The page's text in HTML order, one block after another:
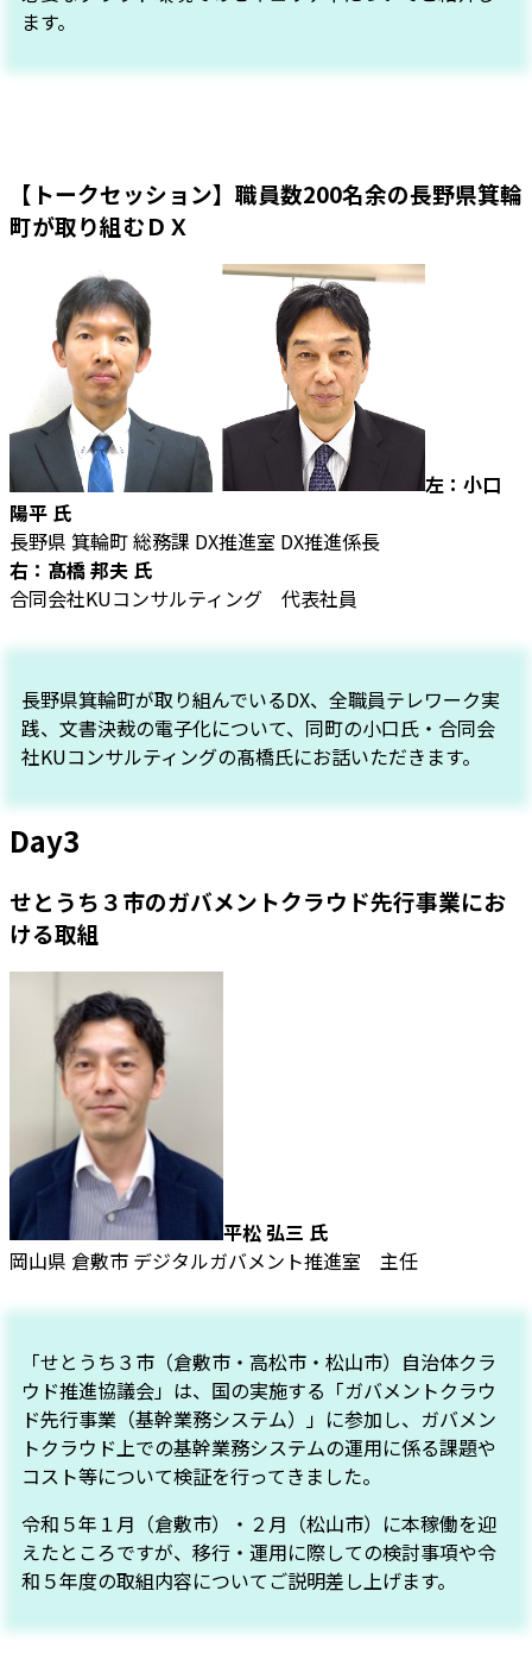
ます。
【トークセッション】職員数200名余の長野県箕輪
町が取り組むＤＸ
左：小口
陽平 氏
長野県 箕輪町 総務課 DX推進室 DX推進係長
右：髙橋 邦夫 氏
合同会社KUコンサルティング 代表社員
長野県箕輪町が取り組んでいるDX、全職員テレワーク実
践、文書決裁の電子化について、同町の小口氏・合同会
社KUコンサルティングの髙橋氏にお話いただきます。
Day3
せとうち３市のガバメントクラウド先行事業にお
ける取組
平松 弘三 氏
岡山県 倉敷市 デジタルガバメント推進室 主任
「せとうち３市（倉敷市・高松市・松山市）自治体クラ
ウド推進協議会」は、国の実施する「ガバメントクラウ
ド先行事業（基幹業務システム）」に参加し、ガバメン
トクラウド上での基幹業務システムの運用に係る課題や
コスト等について検証を行ってきました。
令和５年１月（倉敷市）・２月（松山市）に本稼働を迎
えたところですが、移行・運用に際しての検討事項や令
和５年度の取組内容についてご説明差し上げます。